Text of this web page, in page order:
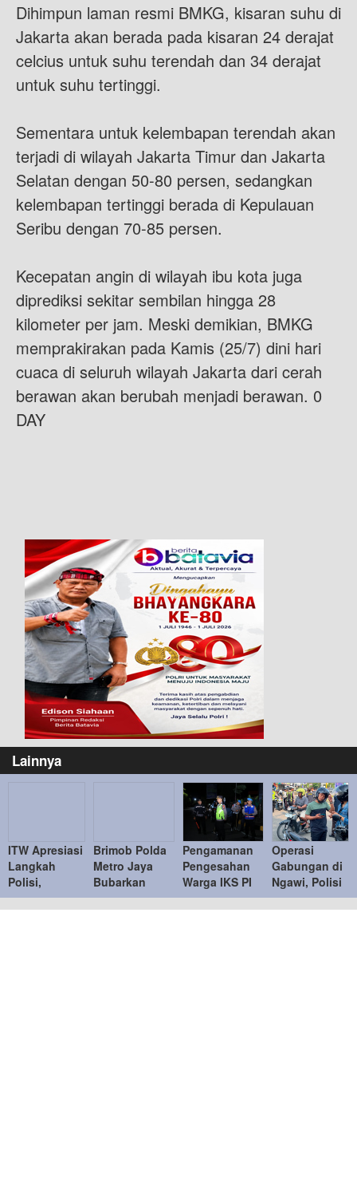
Dihimpun laman resmi BMKG, kisaran suhu di
Jakarta akan berada pada kisaran 24 derajat
celcius untuk suhu terendah dan 34 derajat
untuk suhu tertinggi.
Sementara untuk kelembapan terendah akan
terjadi di wilayah Jakarta Timur dan Jakarta
Selatan dengan 50-80 persen, sedangkan
kelembapan tertinggi berada di Kepulauan
Seribu dengan 70-85 persen.
Kecepatan angin di wilayah ibu kota juga
diprediksi sekitar sembilan hingga 28
kilometer per jam. Meski demikian, BMKG
memprakirakan pada Kamis (25/7) dini hari
cuaca di seluruh wilayah Jakarta dari cerah
berawan akan berubah menjadi berawan. 0
DAY
Lainnya
ITW Apresiasi
Langkah
Polisi,
Ingatkan
Penindakan
Brimob Polda
Metro Jaya
Bubarkan
Balap Liar,
Tujuh Motor
Pengamanan
Pengesahan
Warga IKS PI
Kera Sakti
Tertib,
Operasi
Gabungan di
Ngawi, Polisi
Tindak
Puluhan